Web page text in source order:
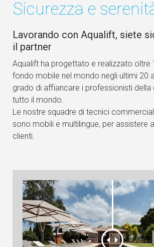
Sicurezza e
Lavorando con Aqualift, siete
il partner
Aqualift ha progettato e realizzato oltre
fondo mobile nel mondo negli ultimi 20
grado di affiancare i professionisti della
tutto il mondo.
Le nostre squadre di tecnici
sono mobili e multilingue, per assistere
clienti.